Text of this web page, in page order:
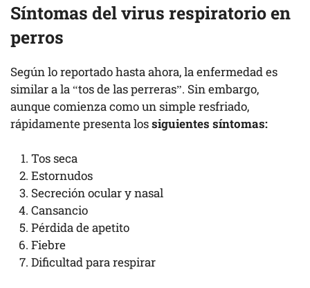
Síntomas del virus respiratorio en
perros
Según lo reportado hasta ahora, la enfermedad es
similar a la “tos de las perreras”. Sin embargo,
aunque comienza como un simple resfriado,
rápidamente presenta lossiguientes síntomas:
Tos seca
Estornudos
Secreción ocular y nasal
Cansancio
Pérdida de apetito
Fiebre
Dificultad para respirar